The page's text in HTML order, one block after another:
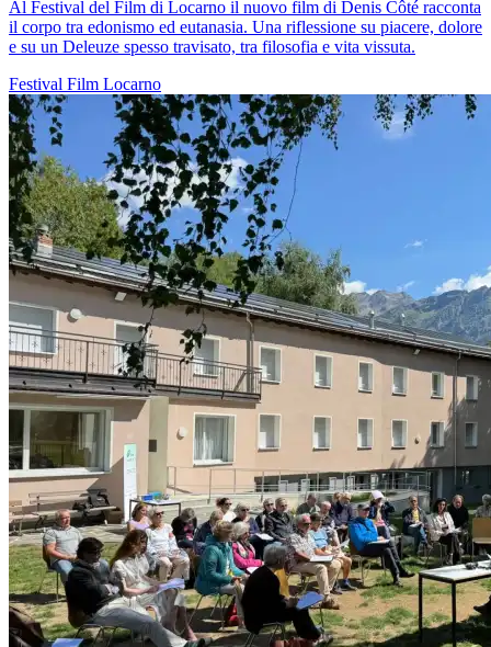
Al Festival del Film di Locarno il nuovo film di Denis Côté racconta
il corpo tra edonismo ed eutanasia. Una riflessione su piacere, dolore
e su un Deleuze spesso travisato, tra filosofia e vita vissuta.
Festival Film Locarno